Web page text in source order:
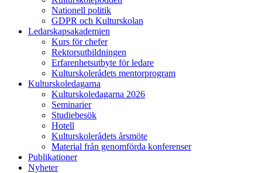
Nationell politik
GDPR och Kulturskolan
Ledarskapsakademien
Kurs för chefer
Rektorsutbildningen
Erfarenhetsutbyte för ledare
Kulturskolerådets mentorprogram
Kulturskoledagarna
Kulturskoledagarna 2026
Seminarier
Studiebesök
Hotell
Kulturskolerådets årsmöte
Material från genomförda konferenser
Publikationer
Nyheter